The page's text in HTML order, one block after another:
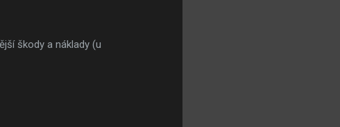
škody a náklady (u